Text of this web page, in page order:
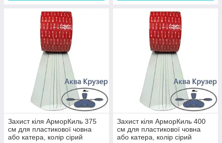
Захист кіля АрморКиль 375
см для пластикової човна
або катера, колір сірий
Захист кіля АрморКиль 400
см для пластикової човна
або катера, колір сірий